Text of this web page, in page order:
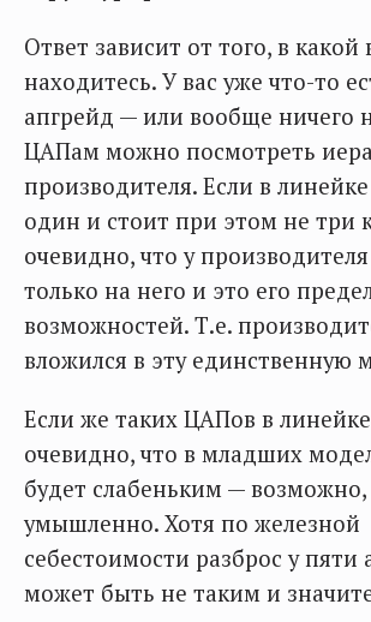
Ответ зависит от того, в
находитесь. У вас уже что-то
апгрейд — или вообще ничего
ЦАПам можно посмотреть
производителя. Если в
один и стоит при этом не три
очевидно, что у
только на него и это его
возможностей. Т.е.
вложился в эту единственную
Если же таких ЦАПов в
очевидно, что в младших
будет слабеньким —
умышленно. Хотя по железной
себестоимости разброс у пяти
может быть не таким и